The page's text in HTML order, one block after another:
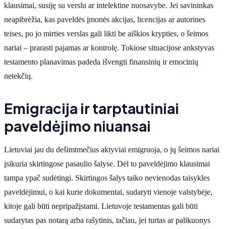
klausimai, susiję su verslu ar intelektine nuosavybe. Jei savininkas
neapibrėžia, kas paveldės įmonės akcijas, licencijas ar autorines
teises, po jo mirties verslas gali likti be aiškios krypties, o šeimos
nariai – prarasti pajamas ar kontrolę. Tokiose situacijose ankstyvas
testamento planavimas padeda išvengti finansinių ir emocinių
netekčių.
Emigracija ir tarptautiniai
paveldėjimo niuansai
Lietuviai jau du dešimtmečius aktyviai emigruoja, o jų šeimos nariai
įsikuria skirtingose pasaulio šalyse. Dėl to paveldėjimo klausimai
tampa ypač sudėtingi. Skirtingos šalys taiko nevienodas taisykles
paveldėjimui, o kai kurie dokumentai, sudaryti vienoje valstybėje,
kitoje gali būti nepripažįstami. Lietuvoje testamentas gali būti
sudarytas pas notarą arba rašytinis, tačiau, jei turtas ar palikuonys